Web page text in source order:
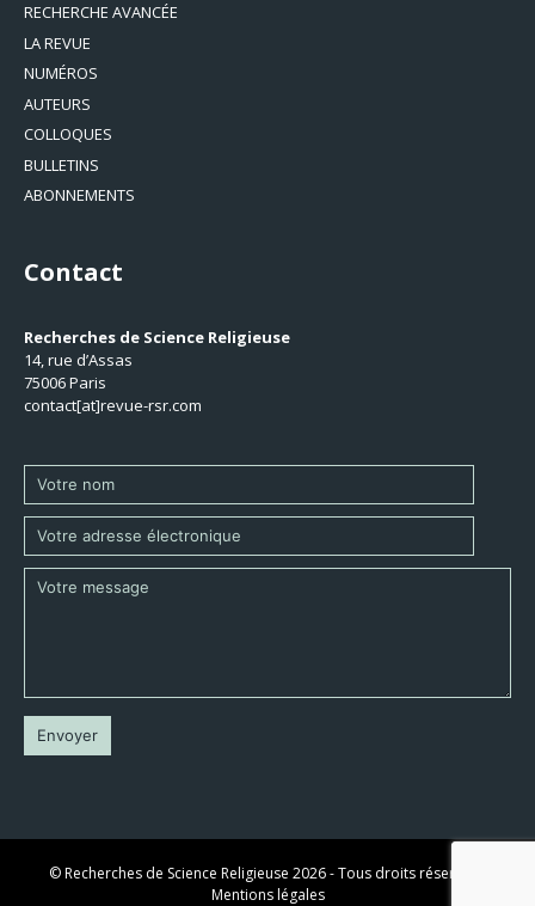
RECHERCHE AVANCÉE
LA REVUE
NUMÉROS
AUTEURS
COLLOQUES
BULLETINS
ABONNEMENTS
Contact
Recherches de Science Religieuse
14, rue d’Assas
75006 Paris
contact[at]revue-rsr.com
© Recherches de Science Religieuse 2026 - Tous droits réservés -
Mentions légales